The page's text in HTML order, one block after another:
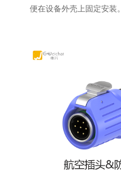
便在设备外壳上固定安装。